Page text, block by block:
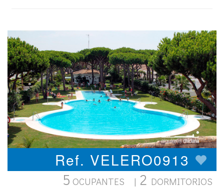
Ref. VELERO0913
5 OCUPANTES | 2 DORMITORIOS